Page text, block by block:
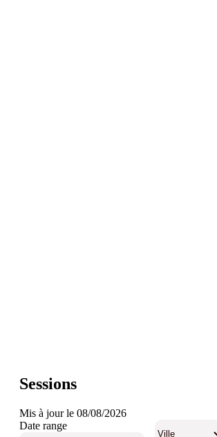
Sessions
Mis à jour le 08/08/2026
Date range